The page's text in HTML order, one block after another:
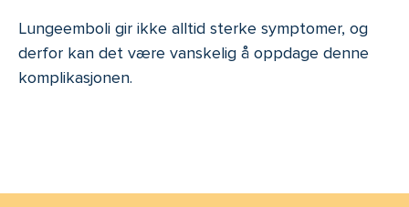
Lungeemboli gir ikke alltid sterke symptomer, og
derfor kan det være vanskelig å oppdage denne
komplikasjonen.